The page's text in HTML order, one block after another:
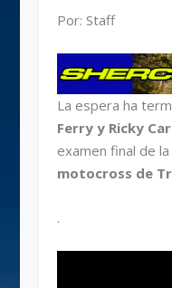
Por: Staff
La espera ha
Ferry y Ricky
examen final de la
motocross de
.